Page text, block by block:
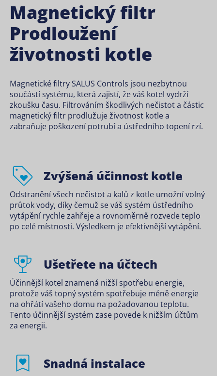
Magnetický filtr
Prodloužení
životnosti kotle
Magnetické filtry SALUS Controls jsou nezbytnou
součástí systému, která zajistí, že váš kotel vydrží
zkoušku času. Filtrováním škodlivých nečistot a částic
magnetický filtr prodlužuje životnost kotle a
zabraňuje poškození potrubí a ústředního topení rzí.
Zvýšená účinnost kotle
Odstranění všech nečistot a kalů z kotle umožní volný
průtok vody, díky čemuž se váš systém ústředního
vytápění rychle zahřeje a rovnoměrně rozvede teplo
po celé místnosti. Výsledkem je efektivnější vytápění.
Ušetřete na účtech
Účinnější kotel znamená nižší spotřebu energie,
protože váš topný systém spotřebuje méně energie
na ohřátí vašeho domu na požadovanou teplotu.
Tento účinnější systém zase povede k nižším účtům
za energii.
Snadná instalace